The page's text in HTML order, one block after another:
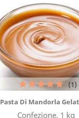
Pasta Di Mandorla
Confezione. 1 kg
(1)